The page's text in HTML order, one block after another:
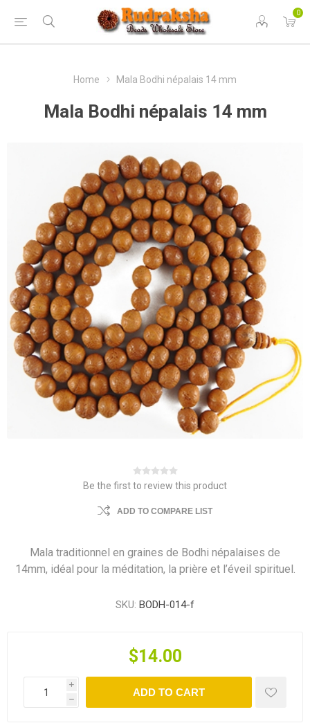
0
Home Mala Bodhi népalais 14 mm
Mala Bodhi népalais 14 mm
Be the first to review this product
ADD TO COMPARE LIST
Mala traditionnel en graines de Bodhi népalaises de
14mm, idéal pour la méditation, la prière et l’éveil spirituel.
SKU: BODH-014-f
$14.00
i
h
ADD TO CART